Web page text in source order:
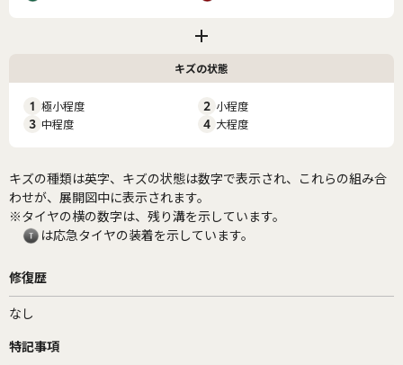
キズの状態
1 極小程度 2 小程度
3 中程度 4 大程度
キズの種類は英字、キズの状態は数字で表示され、これらの組み合
わせが、展開図中に表示されます。
※タイヤの横の数字は、残り溝を示しています。
は応急タイヤの装着を示しています。
修復歴
なし
特記事項